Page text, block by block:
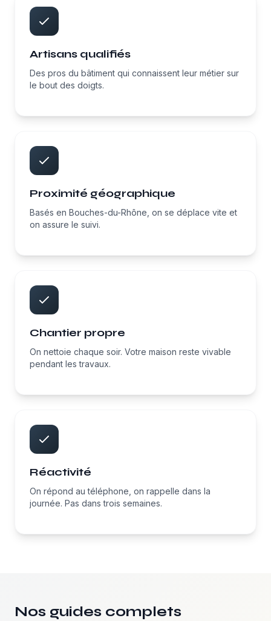
Artisans qualifiés
Des pros du bâtiment qui connaissent leur métier sur
le bout des doigts.
Proximité géographique
Basés en Bouches-du-Rhône, on se déplace vite et
on assure le suivi.
Chantier propre
On nettoie chaque soir. Votre maison reste vivable
pendant les travaux.
Réactivité
On répond au téléphone, on rappelle dans la
journée. Pas dans trois semaines.
Nos guides complets